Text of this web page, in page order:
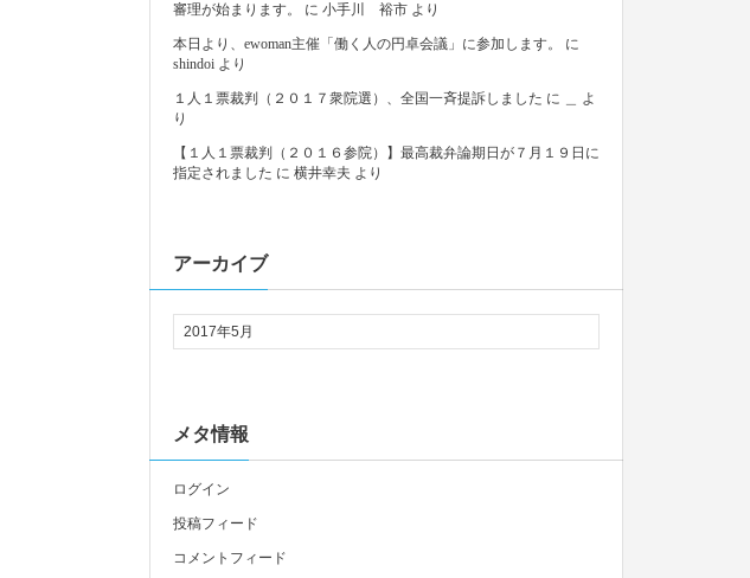
審理が始まります。
に 小手川 裕市 より
本日より、ewoman主催「働く人の円卓会議」に参加します。
に
shindoi より
１人１票裁判（２０１７衆院選）、全国一斉提訴しました に
よ
り
【１人１票裁判（２０１６参院）】最高裁弁論期日が７月１９日に
指定されました に 横井幸夫 より
アーカイブ
メタ情報
ログイン
投稿フィード
コメントフィード